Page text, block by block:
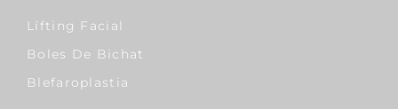
Lífting Facial
Boles De Bichat
Blefaroplastia